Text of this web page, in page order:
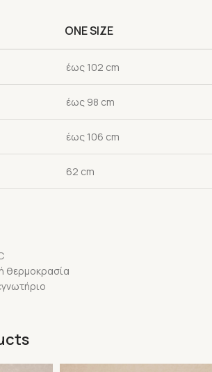
ONE SIZE
έως 102 cm
έως 98 cm
έως 106 cm
62 cm
θερμοκρασία